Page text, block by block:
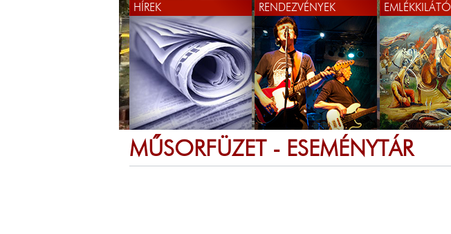
HÍREK RENDEZVÉNYEK EMLÉKKILÁTÓ
MŰSORFÜZET - ESEMÉNYTÁR